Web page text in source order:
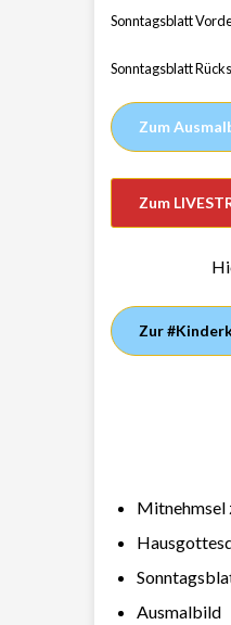
Sonntagsblatt
Sonntagsblatt
Zum
Zum
Zur
Mitnehmsel
Ausmalbild